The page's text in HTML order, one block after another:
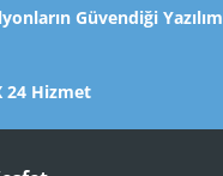
Güvendiği Yazılım
24 Hizmet